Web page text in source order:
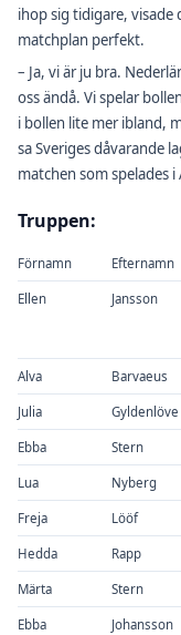
ihop sig tidigare, visade
matchplan perfekt.
– Ja, vi är ju bra.
oss ändå. Vi spelar
i bollen lite mer ibland,
sa Sveriges dåvarande
matchen som spelades
Truppen:
Förnamn Efternamn
Ellen Jansson
Alva Barvaeus
Julia Gyldenlöve
Ebba Stern
Lua Nyberg
Freja Lööf
Hedda Rapp
Märta Stern
Ebba Johansson